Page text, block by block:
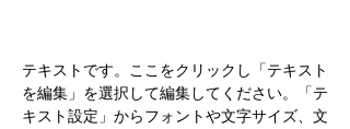
テキストです。ここをクリックし「テキスト
を編集」を選択して編集してください。「テ
キスト設定」からフォントや文字サイズ、文